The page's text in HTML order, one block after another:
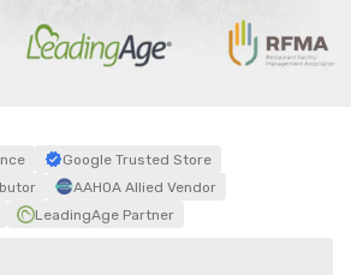
Google Trusted Store
AAHOA Allied Vendor
LeadingAge Partner